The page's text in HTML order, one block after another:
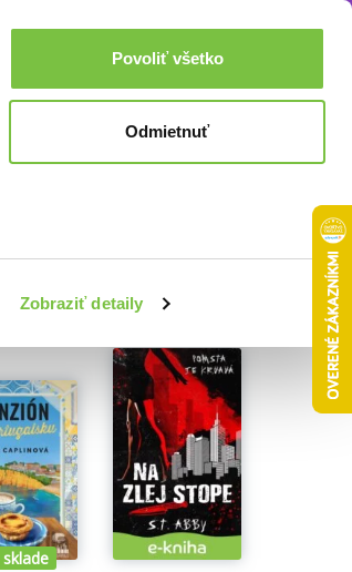
Zobraziť detaily
Povoliť všetko
Odmietnuť
Prihlásenie 0,00€
Akcie a zľavy